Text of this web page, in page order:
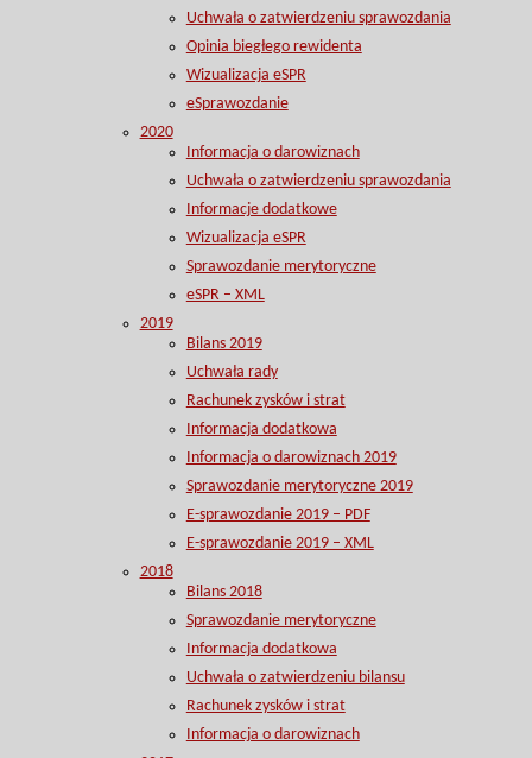
Uchwała o zatwierdzeniu sprawozdania
Opinia biegłego rewidenta
Wizualizacja eSPR
eSprawozdanie
2020
Informacja o darowiznach
Uchwała o zatwierdzeniu sprawozdania
Informacje dodatkowe
Wizualizacja eSPR
Sprawozdanie merytoryczne
eSPR – XML
2019
Bilans 2019
Uchwała rady
Rachunek zysków i strat
Informacja dodatkowa
Informacja o darowiznach 2019
Sprawozdanie merytoryczne 2019
E-sprawozdanie 2019 – PDF
E-sprawozdanie 2019 – XML
2018
Bilans 2018
Sprawozdanie merytoryczne
Informacja dodatkowa
Uchwała o zatwierdzeniu bilansu
Rachunek zysków i strat
Informacja o darowiznach